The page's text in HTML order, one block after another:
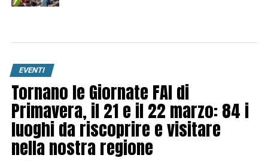
EVENTI
Tornano le Giornate FAI di
Primavera, il 21 e il 22 marzo: 84 i
luoghi da riscoprire e visitare
nella nostra regione